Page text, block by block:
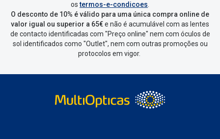
ostermos-e-condicoes.
O desconto de 10% é válido para uma única compra online de
valor igual ou superior a 65€e não é acumulável com as lentes
de contacto identificadas com "Preço online" nem com óculos de
sol identificados como "Outlet", nem com outras promoções ou
protocolos em vigor.